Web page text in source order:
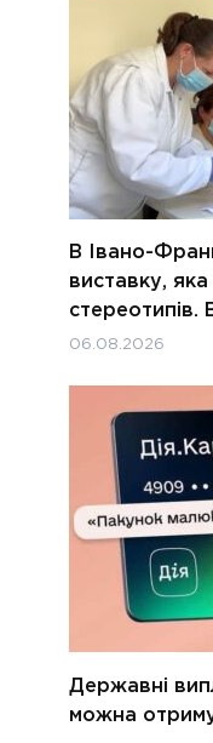
В Івано-
виставку, яка
стереотипів.
06.08.2026
Державні
можна